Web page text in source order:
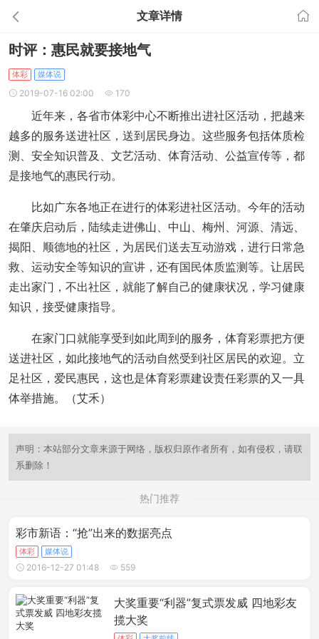
文章详情
时评：惠民就要接地气
体彩 媒体说
2019-07-16 02:00 170
近年来，各省市体彩中心不断推出进社区活动，把越来
越多的服务送进社区，送到居民身边。这些服务包括体质检
测、安全知识普及、文艺活动、体育活动、公益宣传等，都
是接地气的惠民行动。
比如广东各地正在进行的体彩进社区活动。今年的活动
在肇庆启动后，陆续走进佛山、中山、梅州、河源、清远、
揭阳、顺德地的社区，为居民们送去互动游戏，进行日常急
救、运动安全等知识的宣讲，还有国民体质监测等。让居民
走出家门，不出社区，就能了解自己的健康状况，学习健康
知识，接受健康指导。
在家门口就能享受到如此周到的服务，体育彩票把方便
送进社区，如此接地气的活动自然受到社区居民的欢迎。立
足社区，爱民惠民，这也是体育彩票建设责任彩票的又一具
体举措施。（艾禾）
声明：本站部分文章来源于网络，版权归原作者所有，如有侵权，请联
系删除！
热门推荐
彩市新语：“抢”出来的数据亮点
体彩 媒体说
2016-12-27 01:48 559
大奖重要“利器”复式票发威 四地彩友
揽大奖